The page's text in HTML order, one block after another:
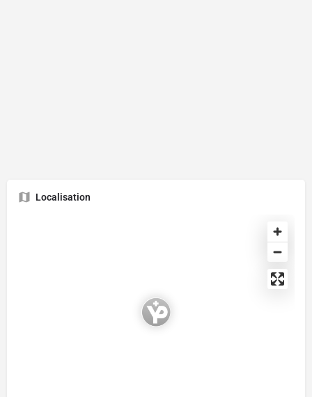
Localisation